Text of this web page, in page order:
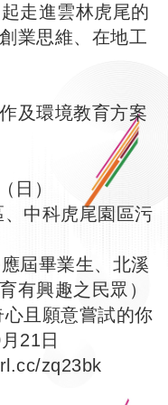
起走進雲林虎尾的
業思維、在地工
及環境教育方案
日）
中科虎尾園區污
屆畢業生、北溪
有興趣之民眾）
且願意嘗試的你
21日
zq23bk